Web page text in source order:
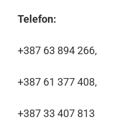
Telefon:
+387 63 894 266,
+387 61 377 408,
+387 33 407 813